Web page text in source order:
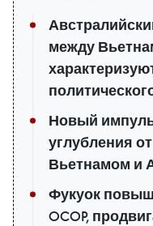
между
Новый
углубления
Вьетнамом и
Фукуок
OCOP,